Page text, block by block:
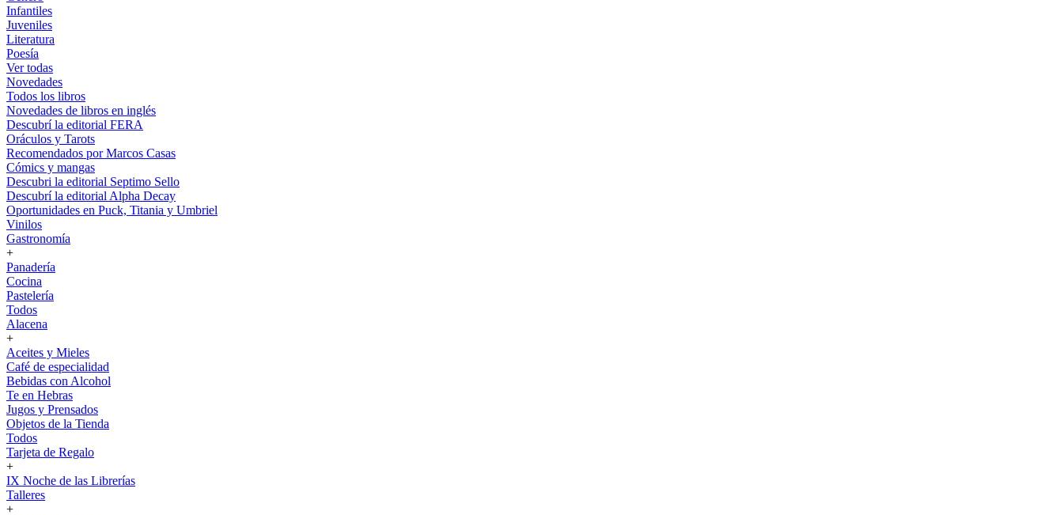
Infantiles
Juveniles
Literatura
Poesía
Ver todas
Novedades
Todos los libros
Novedades de libros en inglés
Descubrí la editorial FERA
Oráculos y Tarots
Recomendados por Marcos Casas
Cómics y mangas
Descubri la editorial Septimo Sello
Descubrí la editorial Alpha Decay
Oportunidades en Puck, Titania y Umbriel
Vinilos
Gastronomía
+
Panadería
Cocina
Pastelería
Todos
Alacena
+
Aceites y Mieles
Café de especialidad
Bebidas con Alcohol
Te en Hebras
Jugos y Prensados
Objetos de la Tienda
Todos
Tarjeta de Regalo
+
IX Noche de las Librerías
Talleres
+